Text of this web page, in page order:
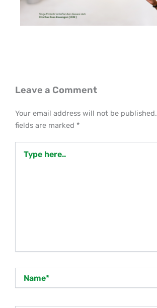
Leave a Comment
Your email address will not be published.
fields are marked *
here..